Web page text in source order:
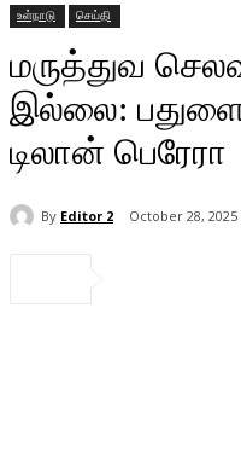
உள்நாடு செய்தி
மருத்துவ
இல்லை:
டிலான் பெரேரா
By Editor 2 October 28, 2025